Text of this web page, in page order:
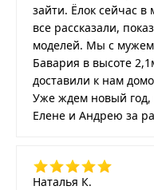
зайти. Ёлок сейчас в
все рассказали,
моделей. Мы с
Бавария в высоте
доставили к нам
Уже ждем новый год,
Елене и Андрею за
Наталья К.